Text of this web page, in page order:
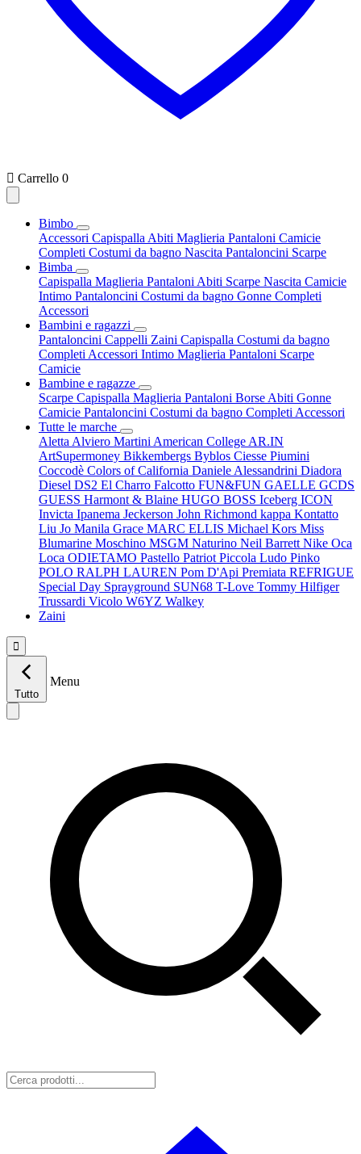
 Carrello 0
Bimbo
Accessori Capispalla Abiti Maglieria Pantaloni Camicie
Completi Costumi da bagno Nascita Pantaloncini Scarpe
Bimba
Capispalla Maglieria Pantaloni Abiti Scarpe Nascita Camicie
Intimo Pantaloncini Costumi da bagno Gonne Completi
Accessori
Bambini e ragazzi
Pantaloncini Cappelli Zaini Capispalla Costumi da bagno
Completi Accessori Intimo Maglieria Pantaloni Scarpe
Camicie
Bambine e ragazze
Scarpe Capispalla Maglieria Pantaloni Borse Abiti Gonne
Camicie Pantaloncini Costumi da bagno Completi Accessori
Tutte le marche
Aletta Alviero Martini American College AR.IN
ArtSupermoney Bikkembergs Byblos Ciesse Piumini
Coccodè Colors of California Daniele Alessandrini Diadora
Diesel DS2 El Charro Falcotto FUN&FUN GAELLE GCDS
GUESS Harmont & Blaine HUGO BOSS Iceberg ICON
Invicta Ipanema Jeckerson John Richmond kappa Kontatto
Liu Jo Manila Grace MARC ELLIS Michael Kors Miss
Blumarine Moschino MSGM Naturino Neil Barrett Nike Oca
Loca ODIETAMO Pastello Patriot Piccola Ludo Pinko
POLO RALPH LAUREN Pom D'Api Premiata REFRIGUE
Special Day Sprayground SUN68 T-Love Tommy Hilfiger
Trussardi Vicolo W6YZ Walkey
Zaini

Tutto
Menu